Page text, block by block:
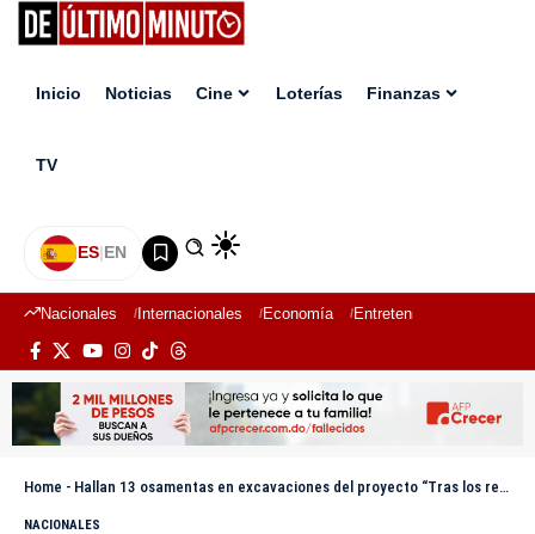
Inicio Noticias Cine Loterías Finanzas
TV
ES|EN
Nacionales Internacionales Economía Entretenimiento
Home - Hallan 13 osamentas en excavaciones del proyecto “Tras los restos del cacique Enriquillo” en Azua
NACIONALES